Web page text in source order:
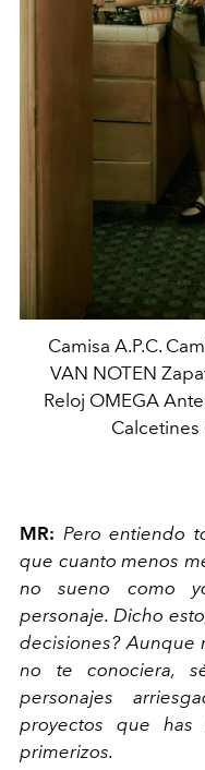
Camisa A.P.C.
VAN NOTEN
Reloj OMEGA
Calcetines
MR: Pero entiendo
que cuanto menos
no sueno como
personaje. Dicho
decisiones? Aunque
no te conociera,
personajes
proyectos que has
primerizos.